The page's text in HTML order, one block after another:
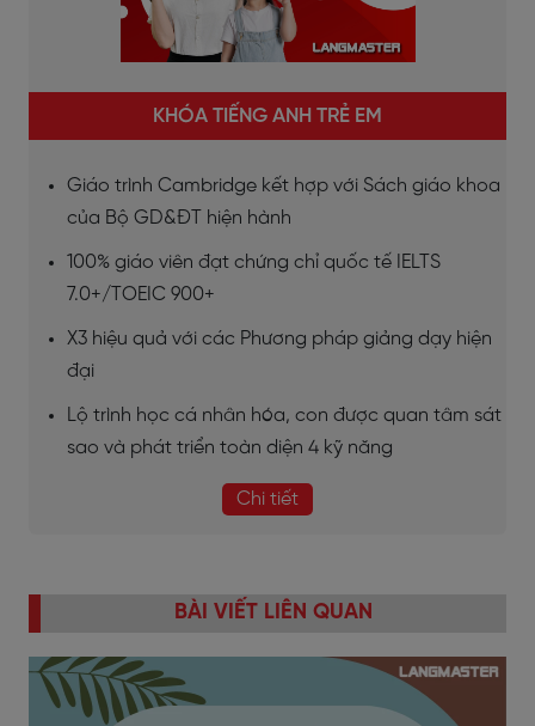
KHÓA TIẾNG ANH TRẺ EM
Giáo trình Cambridge kết hợp với Sách giáo khoa
của Bộ GD&ĐT hiện hành
100% giáo viên đạt chứng chỉ quốc tế IELTS
7.0+/TOEIC 900+
X3 hiệu quả với các Phương pháp giảng dạy hiện
đại
Lộ trình học cá nhân hóa, con được quan tâm sát
sao và phát triển toàn diện 4 kỹ năng
Chi tiết
BÀI VIẾT LIÊN QUAN